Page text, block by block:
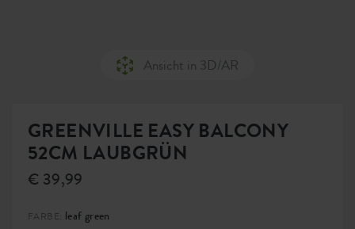
GREENVILLE EASY BALCONY
52CM LAUBGRÜN
€ 39,99
FARBE: leaf green
Ansicht in 3D/AR